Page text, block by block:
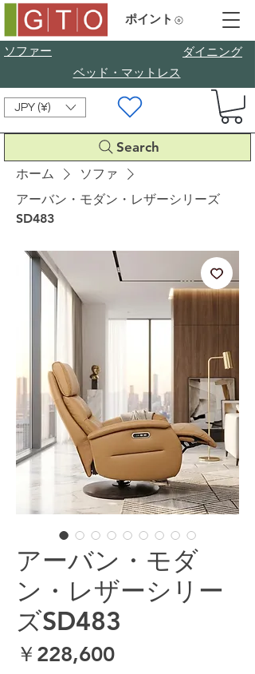
ソファー
​ダイニング
ベッド・マットレス
JPY (¥)
Search
ポイント
ホーム
ソファ
アーバン・モダン・レザーシリーズ
SD483
アーバン・モダ
ン・レザーシリー
ズSD483
￥228,600価格